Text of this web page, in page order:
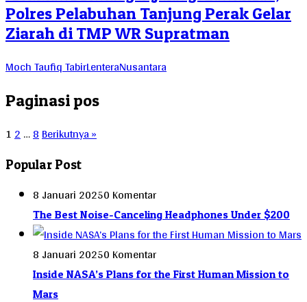
Polres Pelabuhan Tanjung Perak Gelar
Ziarah di TMP WR Supratman
Moch Taufiq TabirLenteraNusantara
Paginasi pos
12…8Berikutnya »
Popular Post
8 Januari 20250 Komentar
The Best Noise-Canceling Headphones Under $200
8 Januari 20250 Komentar
Inside NASA’s Plans for the First Human Mission to
Mars